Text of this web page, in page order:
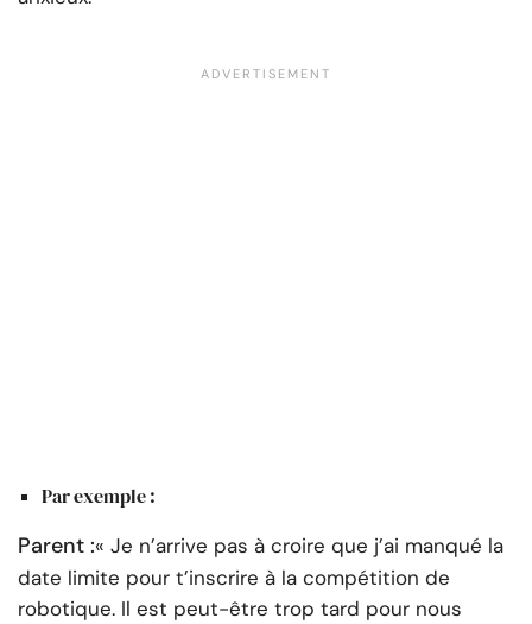
Par exemple :
Parent :« Je n’arrive pas à croire que j’ai manqué la
date limite pour t’inscrire à la compétition de
robotique. Il est peut-être trop tard pour nous